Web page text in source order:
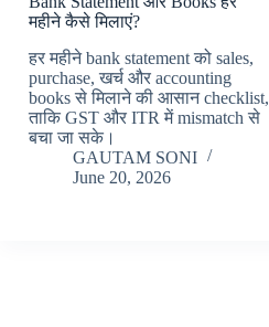
महीने कैसे मिलाएं?
हर महीने bank statement को sales,
purchase, खर्च और accounting
books से मिलाने की आसान checklist,
ताकि GST और ITR में mismatch से
बचा जा सके।
GAUTAM SONI
June 20, 2026